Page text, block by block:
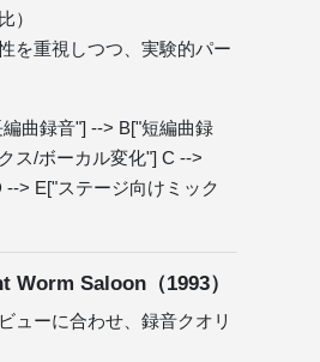
）
を重視しつつ、実験的パー
曲録音"] --> B["短編曲録
ス/ボーカル変化"] C -->
--> E["ステージ向けミック
Worm Saloon（1993）
ューに合わせ、録音クオリ